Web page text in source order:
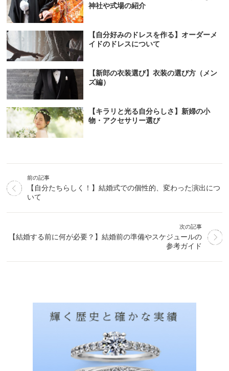
神社や式場の紹介
【自分好みのドレスを作る】オーダーメ
イドのドレスについて
【新郎の衣装選び】衣装の選び方（メン
ズ編）
【キラリと光る自分らしさ】新婦の小
物・アクセサリー選び
前の記事
【自分たちらしく！】結婚式での個性的、変わった演出につ
いて
次の記事
【結婚する前に何が必要？】結婚前の準備やスケジュールの
参考ガイド